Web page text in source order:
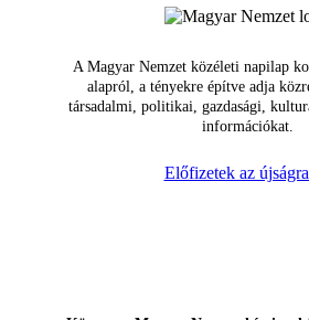
A Magyar Nemzet közéleti napilap
alapról, a tényekre építve adja
társadalmi, politikai, gazdasági,
információkat.
Előfizetek az újságra